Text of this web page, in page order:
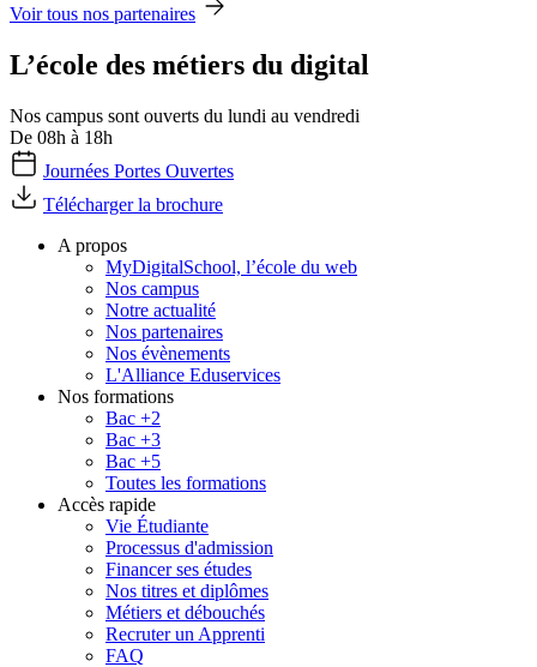
Voir tous nos partenaires
L’école des métiers du digital
Nos campus sont ouverts du lundi au vendredi
De 08h à 18h
Journées Portes Ouvertes
Télécharger la brochure
A propos
MyDigitalSchool, l’école du web
Nos campus
Notre actualité
Nos partenaires
Nos évènements
L'Alliance Eduservices
Nos formations
Bac +2
Bac +3
Bac +5
Toutes les formations
Accès rapide
Vie Étudiante
Processus d'admission
Financer ses études
Nos titres et diplômes
Métiers et débouchés
Recruter un Apprenti
FAQ